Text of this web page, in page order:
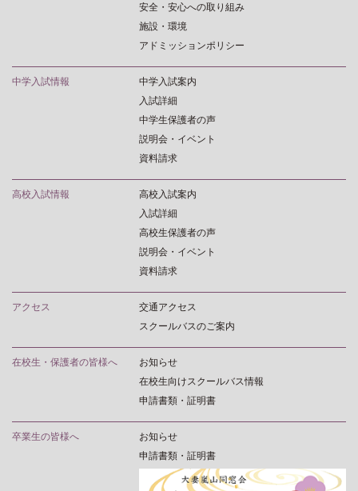
安全・安心への取り組み
施設・環境
アドミッションポリシー
中学入試情報
中学入試案内
入試詳細
中学生保護者の声
説明会・イベント
資料請求
高校入試情報
高校入試案内
入試詳細
高校生保護者の声
説明会・イベント
資料請求
アクセス
交通アクセス
スクールバスのご案内
在校生・保護者の皆様へ
お知らせ
在校生向けスクールバス情報
申請書類・証明書
卒業生の皆様へ
お知らせ
申請書類・証明書